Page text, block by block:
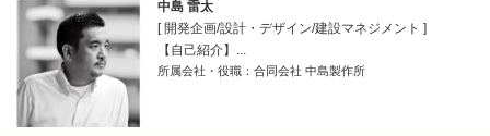
中島 雷太
[ 開発企画/設計・デザイン/建設マネジメント ]
【自己紹介】...
所属会社・役職：合同会社 中島製作所